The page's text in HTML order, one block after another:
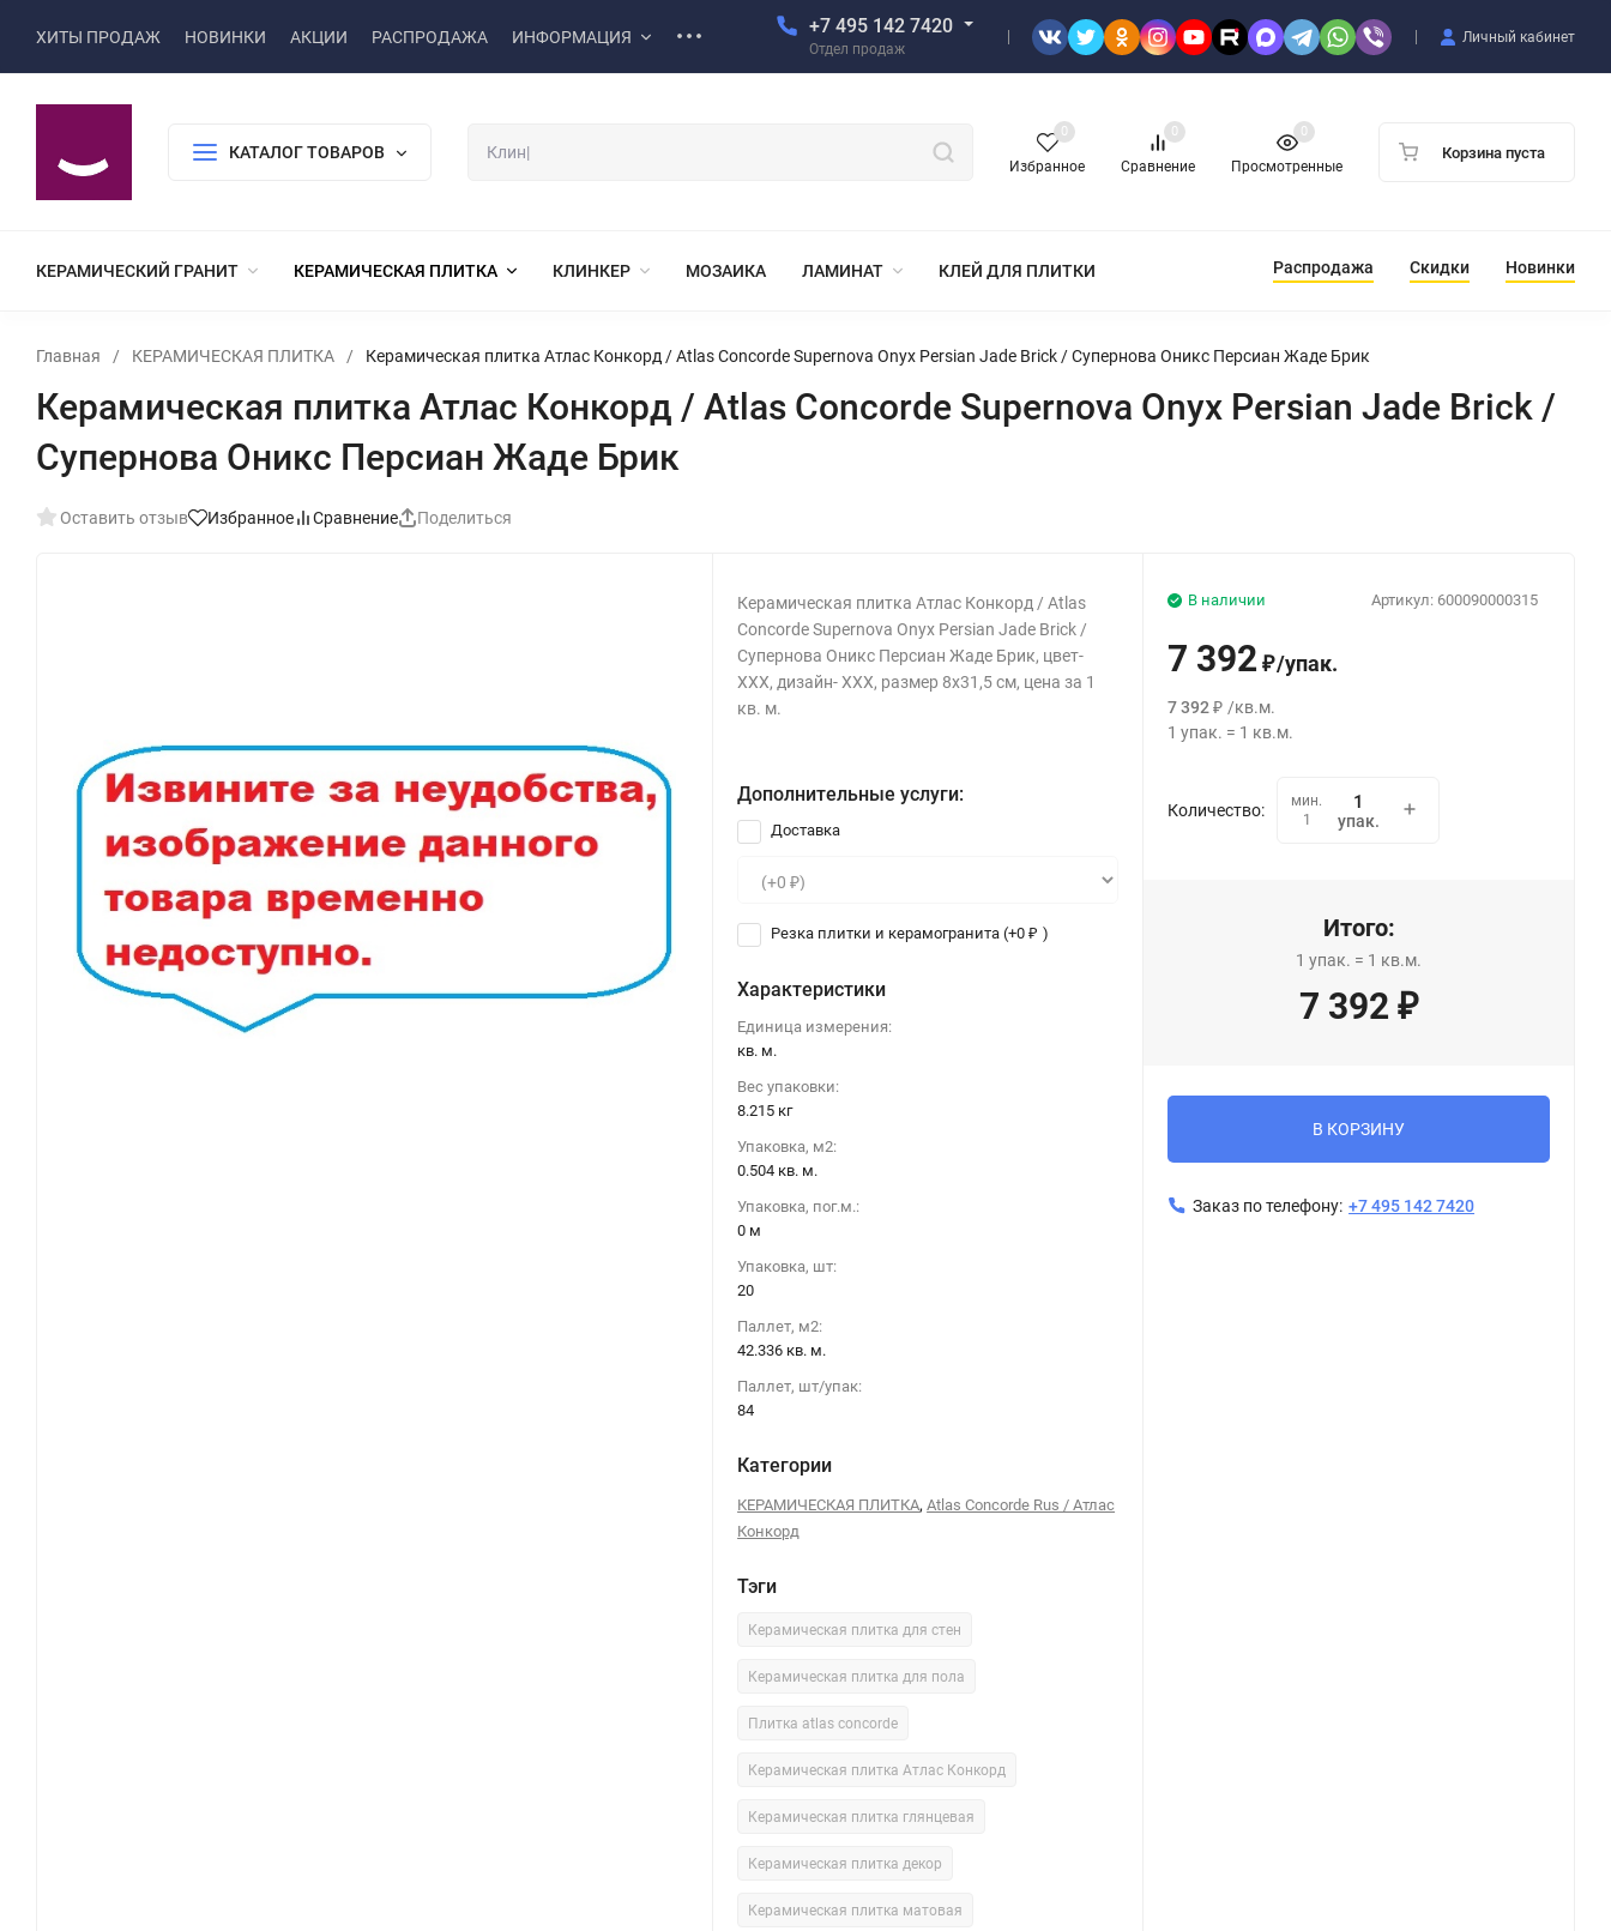
ХИТЫ ПРОДАЖ НОВИНКИ АКЦИИ РАСПРОДАЖА ИНФОРМАЦИЯ +7 495 142 7420
Отдел продаж
Личный кабинет
КАТАЛОГ ТОВАРОВ
Избранное
0
Сравнение
0
Просмотренные
0
Корзина пуста
КЕРАМИЧЕСКИЙ ГРАНИТ КЕРАМИЧЕСКАЯ ПЛИТКА КЛИНКЕР МОЗАИКА ЛАМИНАТ КЛЕЙ ДЛЯ ПЛИТКИ Распродажа Скидки Новинки
Главная / КЕРАМИЧЕСКАЯ ПЛИТКА / Керамическая плитка Атлас Конкорд / Atlas Concorde Supernova Onyx Persian Jade Brick / Супернова Оникс Персиан Жаде Брик
Керамическая плитка Атлас Конкорд / Atlas Concorde Supernova Onyx Persian Jade Brick /
Супернова Оникс Персиан Жаде Брик
Оставить отзыв Избранное Сравнение Поделиться
Керамическая плитка Атлас Конкорд / Atlas
Concorde Supernova Onyx Persian Jade Brick /
Супернова Оникс Персиан Жаде Брик, цвет-
ХХХ, дизайн- ХХХ, размер 8x31,5 см, цена за 1
кв. м.
Дополнительные услуги:
Доставка
Резка плитки и керамогранита (+0₽ )
Характеристики
Единица измерения:
кв. м.
Вес упаковки:
8.215 кг
Упаковка, м2:
0.504 кв. м.
Упаковка, пог.м.:
0 м
Упаковка, шт:
20
Паллет, м2:
42.336 кв. м.
Паллет, шт/упак:
84
Категории
КЕРАМИЧЕСКАЯ ПЛИТКА,Atlas Concorde Rus / Атлас
Конкорд
Тэги
Керамическая плитка для стен
Керамическая плитка для пола
Плитка atlas concorde
Керамическая плитка Атлас Конкорд
Керамическая плитка глянцевая
Керамическая плитка декор
Керамическая плитка матовая
Артикул: 600090000315
В наличии
7 392 ₽/упак.
7 392 ₽ /кв.м.
1 упак. = 1 кв.м.
Количество:
мин.
1
упак.
Итого:
1 упак. = 1 кв.м.
7 392 ₽
В КОРЗИНУ
Заказ по телефону: +7 495 142 7420